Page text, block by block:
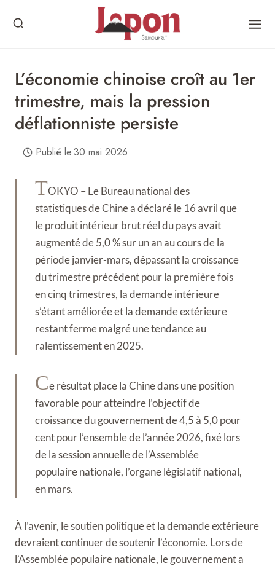
L’économie chinoise croît au 1er
trimestre, mais la pression
déflationniste persiste
Publié le30 mai 2026
TOKYO – Le Bureau national des
statistiques de Chine a déclaré le 16 avril que
le produit intérieur brut réel du pays avait
augmenté de 5,0 % sur un an au cours de la
période janvier-mars, dépassant la croissance
du trimestre précédent pour la première fois
en cinq trimestres, la demande intérieure
s’étant améliorée et la demande extérieure
restant ferme malgré une tendance au
ralentissement en 2025.
Ce résultat place la Chine dans une position
favorable pour atteindre l’objectif de
croissance du gouvernement de 4,5 à 5,0 pour
cent pour l’ensemble de l’année 2026, fixé lors
de la session annuelle de l’Assemblée
populaire nationale, l’organe législatif national,
en mars.
À l’avenir, le soutien politique et la demande extérieure
devraient continuer de soutenir l’économie. Lors de
l’Assemblée populaire nationale, le gouvernement a